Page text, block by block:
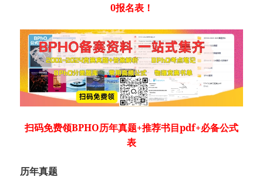
0报名表！
扫码免费领BPHO历年真题+推荐书目pdf+必备公式
表
历年真题